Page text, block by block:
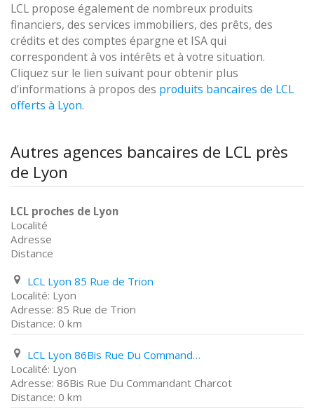
LCL propose également de nombreux produits
financiers, des services immobiliers, des prêts, des
crédits et des comptes épargne et ISA qui
correspondent à vos intérêts et à votre situation.
Cliquez sur le lien suivant pour obtenir plus
d'informations à propos des produits bancaires de LCL
offerts à Lyon.
Autres agences bancaires de LCL près
de Lyon
LCL proches de Lyon
Localité
Adresse
Distance
LCL Lyon 85 Rue de Trion
Lyon
85 Rue de Trion
0 km
LCL Lyon 86Bis Rue Du Commandant Charcot
Lyon
86Bis Rue Du Commandant Charcot
0 km